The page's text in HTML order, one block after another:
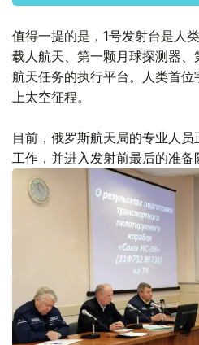
值得一提的是，1号发射台是人
载人航天、第一颗月球探测器
航天任务的执行平台。人类首
上太空征程。
目前，俄罗斯航天局的专业人
工作，并进入发射前最后的准备